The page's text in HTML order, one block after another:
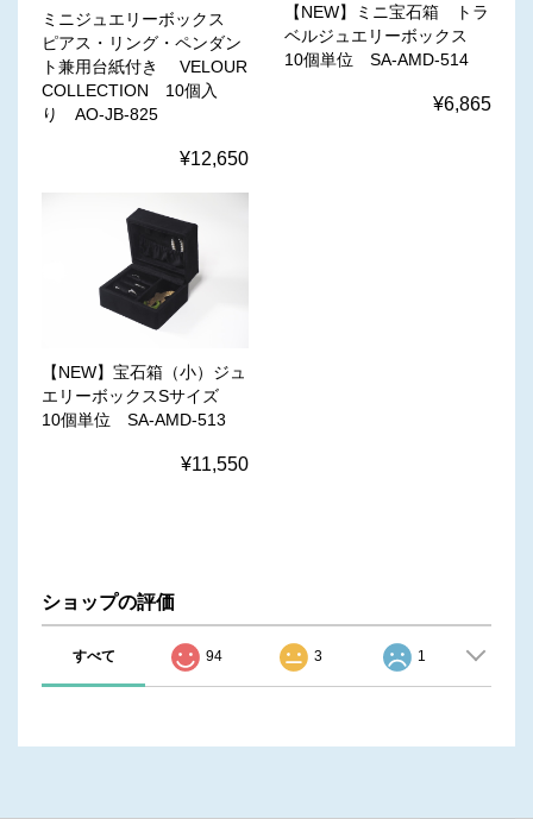
ミニジュエリーボックス
ピアス・リング・ペンダン
ト兼用台紙付き VELOUR
COLLECTION 10個入
り AO-JB-825
¥12,650
【NEW】ミニ宝石箱 トラ
ベルジュエリーボックス
10個単位 SA-AMD-514
¥6,865
【NEW】宝石箱（小）ジュ
エリーボックスSサイズ
10個単位 SA-AMD-513
¥11,550
ショップの評価
すべて 94 3 1